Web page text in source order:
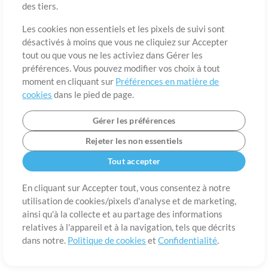
des tiers.
Les cookies non essentiels et les pixels de suivi sont
désactivés à moins que vous ne cliquiez sur Accepter
tout ou que vous ne les activiez dans Gérer les
préférences. Vous pouvez modifier vos choix à tout
moment en cliquant sur Préférences en matière de
cookies dans le pied de page.
Gérer les préférences
Rejeter les non essentiels
Tout accepter
En cliquant sur Accepter tout, vous consentez à notre
utilisation de cookies/pixels d'analyse et de marketing,
ainsi qu'à la collecte et au partage des informations
relatives à l'appareil et à la navigation, tels que décrits
dans notre. Politique de cookies etConfidentialité.
matière de cookies
Contact
©2006-2026 par MultiTracks LLC. Tous droits réservés.